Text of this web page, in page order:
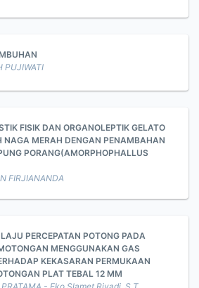
PUJIWATI
FISIK DAN ORGANOLEPTIK GELATO
NAGA MERAH DENGAN PENAMBAHAN
PORANG(AMORPHOPHALLUS
FIRJIANANDA
PERCEPATAN POTONG PADA
MENGGUNAKAN GAS
KEKASARAN PERMUKAAN
PLAT TEBAL 12 MM